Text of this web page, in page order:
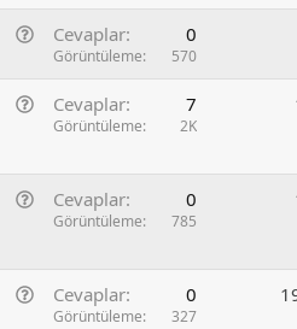
u
o
u
e
l
o
G
n
e
o
Cevaplar 0
Görüntüleme 570
G
e
l
r
Cevaplar 7
Görüntüleme 2K
G
e
l
Cevaplar 0
Görüntüleme 785
G
Cevaplar 0
Görüntüleme 327